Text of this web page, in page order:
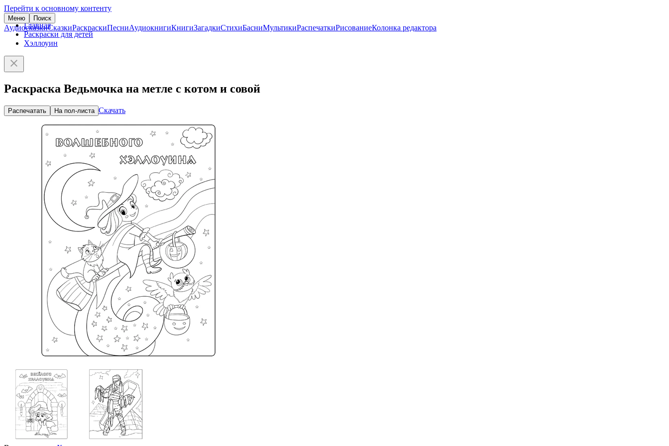
Перейти к основному контенту
Меню Поиск
АудиосказкиСказкиРаскраскиПесниАудиокнигиКнигиЗагадкиСтихиБасниМультикиРаспечаткиРисованиеКолонка редактора
Главная
Раскраски для детей
Хэллоуин
Раскраска Ведьмочка на метле с котом и совой
Распечатать На пол-листа Скачать